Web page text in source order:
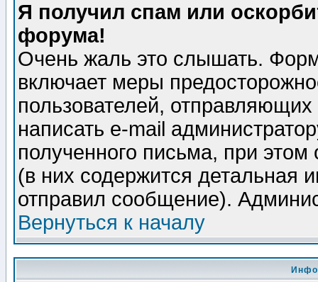
Я получил спам или
форума!
Очень жаль это слышать.
включает меры
пользователей,
написать e-mail
полученного письма, при этом
(в них содержится детальная
отправил сообщение).
Вернуться к началу